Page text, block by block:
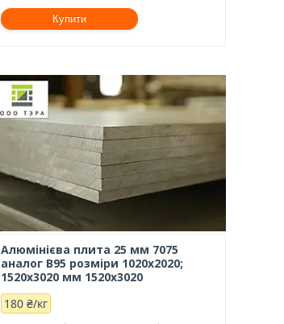
Купити
Алюмінієва плита 25 мм 7075
аналог В95 розміри 1020х2020;
1520х3020 мм 1520х3020
180 ₴/кг